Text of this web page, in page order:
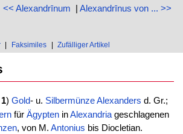
<< Alexandrīnum | Alexandrīnus von ... >>
Faksimiles Zufälliger Artikel
1) Gold- u. Silbermünze Alexanders d. Gr.;
für ÄgypteninAlexandriageschlagenen
, von M. Antonius bis Diocletian.